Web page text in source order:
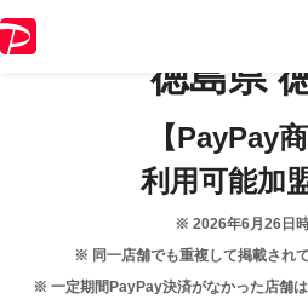
徳島県
【PayPay
利用可能加
※ 2026年6月26日
※ 同一店舗でも重複して掲載され
※ 一定期間PayPay決済がなかった店舗